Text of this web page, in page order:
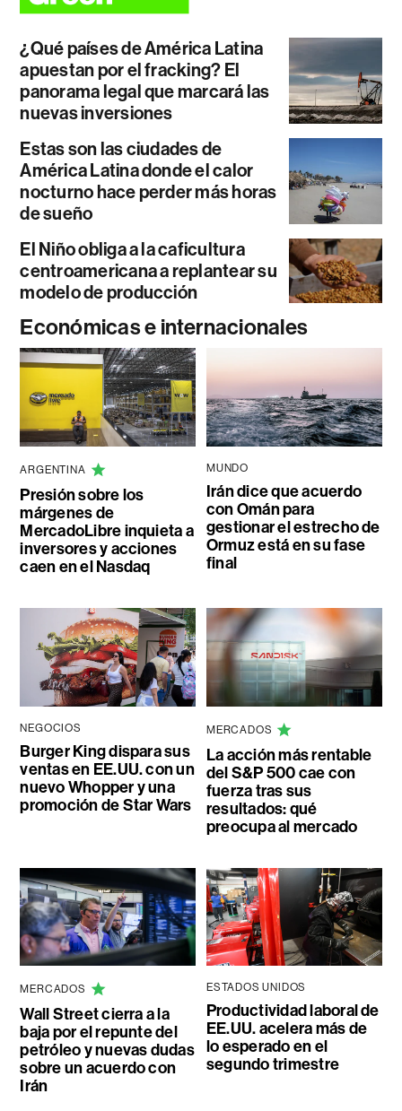
¿Qué países de América Latina
apuestan por el fracking? El
panorama legal que marcará las
nuevas inversiones
Estas son las ciudades de
América Latina donde el calor
nocturno hace perder más horas
de sueño
El Niño obliga a la caficultura
centroamericana a replantear su
modelo de producción
Económicas e internacionales
ARGENTINA
Presión sobre los
márgenes de
MercadoLibre inquieta a
inversores y acciones
caen en el Nasdaq
MUNDO
Irán dice que acuerdo
con Omán para
gestionar el estrecho de
Ormuz está en su fase
final
NEGOCIOS
Burger King dispara sus
ventas en EE.UU. con un
nuevo Whopper y una
promoción de Star Wars
MERCADOS
La acción más rentable
del S&P 500 cae con
fuerza tras sus
resultados: qué
preocupa al mercado
MERCADOS
Wall Street cierra a la
baja por el repunte del
petróleo y nuevas dudas
sobre un acuerdo con
Irán
ESTADOS UNIDOS
Productividad laboral de
EE.UU. acelera más de
lo esperado en el
segundo trimestre